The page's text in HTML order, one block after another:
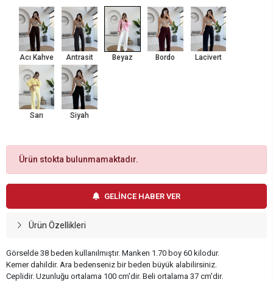
Acı Kahve Antrasit Beyaz Bordo Lacivert
Sarı Siyah
Ürün stokta bulunmamaktadır.
GELİNCE HABER VER
Ürün Özellikleri
Görselde 38 beden kullanılmıştır. Manken 1.70 boy 60 kilodur.
Kemer dahildir. Ara bedenseniz bir beden büyük alabilirsiniz.
Ceplidir. Uzunluğu ortalama 100 cm'dir. Beli ortalama 37 cm'dir.